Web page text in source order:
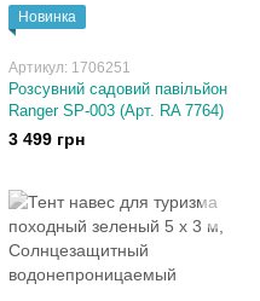
Новинка
Артикул: 1706251
Розсувний садовий павільйон
Ranger SP-003 (Арт. RA 7764)
3 499 грн